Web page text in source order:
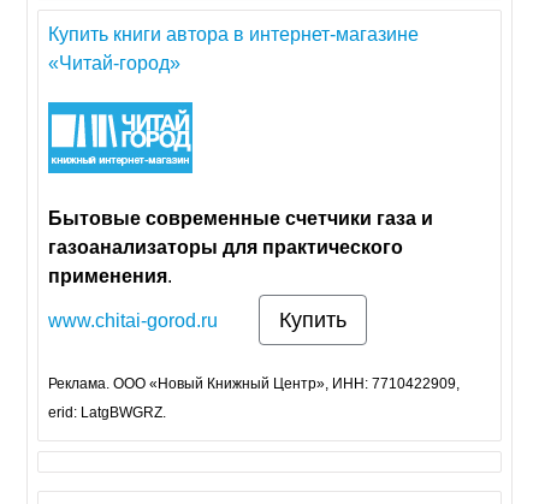
Купить книги автора в интернет-магазине
«Читай-город»
Бытовые современные счетчики газа и
газоанализаторы для практического
применения.
www.chitai-gorod.ru Купить
Реклама. ООО «Новый Книжный Центр», ИНН: 7710422909,
erid: LatgBWGRZ.